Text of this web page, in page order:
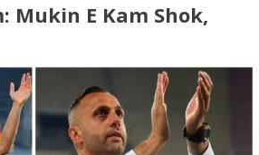
Mukin E Kam Shok,